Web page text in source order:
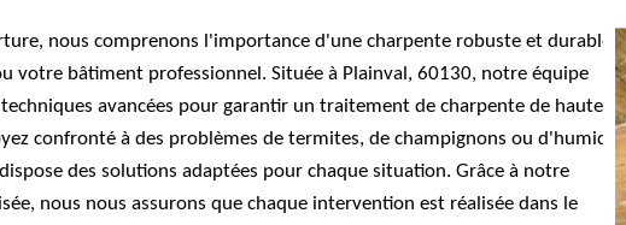
nous comprenons l'importance d'une charpente robuste et durable
votre bâtiment professionnel. Située à Plainval, 60130, notre équipe
avancées pour garantir un traitement de charpente de haute
confronté à des problèmes de termites, de champignons ou d'humidité,
des solutions adaptées pour chaque situation. Grâce à notre
nous nous assurons que chaque intervention est réalisée dans le